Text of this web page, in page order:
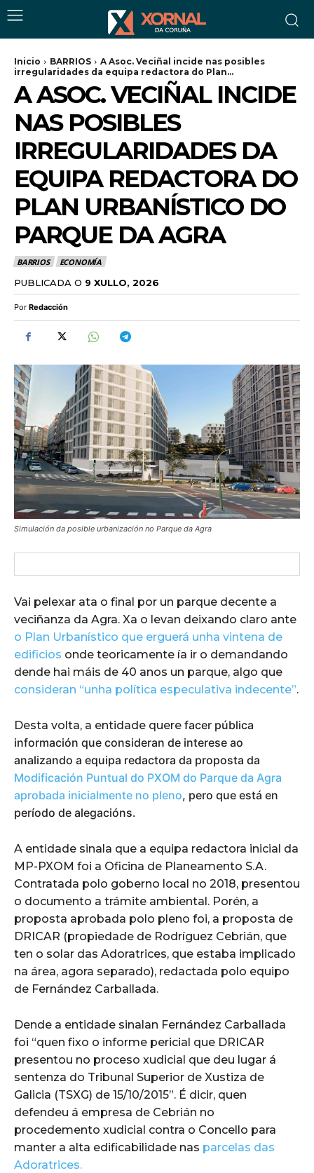
Inicio BARRIOS
A Asoc. Veciñal incide nas posibles
irregularidades da equipa redactora do Plan...
A ASOC. VECIÑAL INCIDE
NAS POSIBLES
IRREGULARIDADES DA
EQUIPA REDACTORA DO
PLAN URBANÍSTICO DO
PARQUE DA AGRA
BARRIOS ECONOMÍA
PUBLICADA O 9 XULLO, 2026
Por Redacción
Simulación da posible urbanización no Parque da Agra
Vai pelexar ata o final por un parque decente a
veciñanza da Agra. Xa o levan deixando claro ante
o Plan Urbanístico que erguerá unha vintena de
edificios onde teoricamente ía ir o demandando
dende hai máis de 40 anos un parque, algo que
consideran “unha política especulativa indecente”.
Desta volta, a entidade quere facer pública
información que consideran de interese ao
analizando a equipa redactora da proposta da
Modificación Puntual do PXOM do Parque da Agra
aprobada inicialmente no pleno, pero que está en
período de alegacións.
A entidade sinala que a equipa redactora inicial da
MP-PXOM foi a Oficina de Planeamento S.A.
Contratada polo goberno local no 2018, presentou
o documento a trámite ambiental. Porén, a
proposta aprobada polo pleno foi, a proposta de
DRICAR (propiedade de Rodríguez Cebrián, que
ten o solar das Adoratrices, que estaba implicado
na área, agora separado), redactada polo equipo
de Fernández Carballada.
Dende a entidade sinalan Fernández Carballada
foi “quen fixo o informe pericial que DRICAR
presentou no proceso xudicial que deu lugar á
sentenza do Tribunal Superior de Xustiza de
Galicia (TSXG) de 15/10/2015”. É dicir, quen
defendeu á empresa de Cebrián no
procedemento xudicial contra o Concello para
manter a alta edificabilidade nas parcelas das
Adoratrices.